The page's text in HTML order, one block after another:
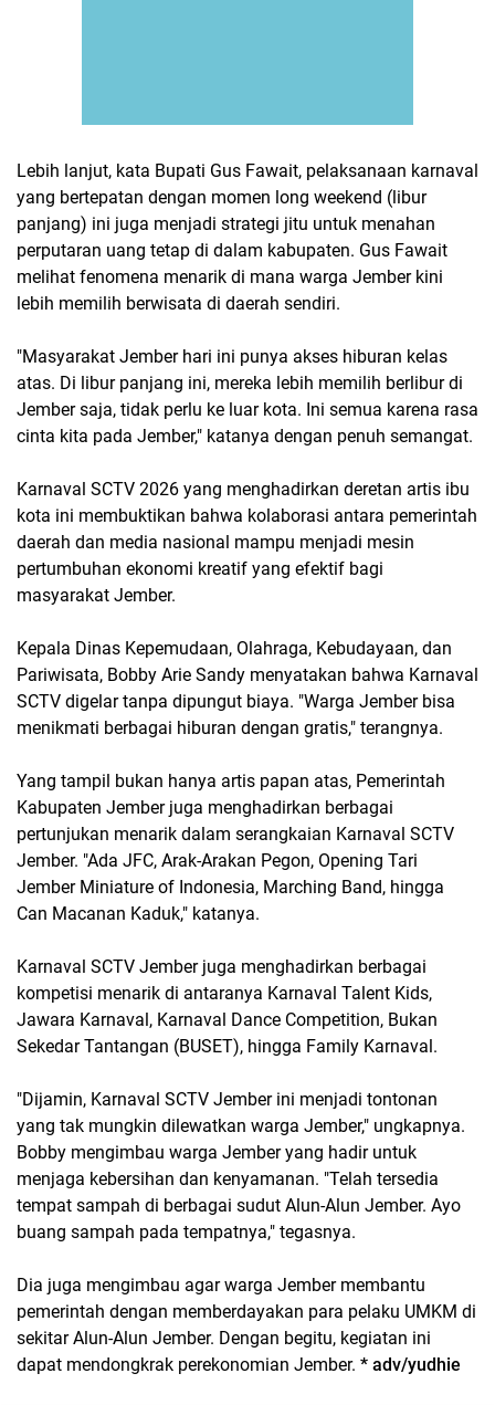
Lebih lanjut, kata Bupati Gus Fawait, pelaksanaan karnaval
yang bertepatan dengan momen long weekend (libur
panjang) ini juga menjadi strategi jitu untuk menahan
perputaran uang tetap di dalam kabupaten. Gus Fawait
melihat fenomena menarik di mana warga Jember kini
lebih memilih berwisata di daerah sendiri.
"Masyarakat Jember hari ini punya akses hiburan kelas
atas. Di libur panjang ini, mereka lebih memilih berlibur di
Jember saja, tidak perlu ke luar kota. Ini semua karena rasa
cinta kita pada Jember," katanya dengan penuh semangat.
Karnaval SCTV 2026 yang menghadirkan deretan artis ibu
kota ini membuktikan bahwa kolaborasi antara pemerintah
daerah dan media nasional mampu menjadi mesin
pertumbuhan ekonomi kreatif yang efektif bagi
masyarakat Jember.
Kepala Dinas Kepemudaan, Olahraga, Kebudayaan, dan
Pariwisata, Bobby Arie Sandy menyatakan bahwa Karnaval
SCTV digelar tanpa dipungut biaya. "Warga Jember bisa
menikmati berbagai hiburan dengan gratis," terangnya.
Yang tampil bukan hanya artis papan atas, Pemerintah
Kabupaten Jember juga menghadirkan berbagai
pertunjukan menarik dalam serangkaian Karnaval SCTV
Jember. "Ada JFC, Arak-Arakan Pegon, Opening Tari
Jember Miniature of Indonesia, Marching Band, hingga
Can Macanan Kaduk," katanya.
Karnaval SCTV Jember juga menghadirkan berbagai
kompetisi menarik di antaranya Karnaval Talent Kids,
Jawara Karnaval, Karnaval Dance Competition, Bukan
Sekedar Tantangan (BUSET), hingga Family Karnaval.
"Dijamin, Karnaval SCTV Jember ini menjadi tontonan
yang tak mungkin dilewatkan warga Jember," ungkapnya.
Bobby mengimbau warga Jember yang hadir untuk
menjaga kebersihan dan kenyamanan. "Telah tersedia
tempat sampah di berbagai sudut Alun-Alun Jember. Ayo
buang sampah pada tempatnya," tegasnya.
Dia juga mengimbau agar warga Jember membantu
pemerintah dengan memberdayakan para pelaku UMKM di
sekitar Alun-Alun Jember. Dengan begitu, kegiatan ini
dapat mendongkrak perekonomian Jember. * adv/yudhie